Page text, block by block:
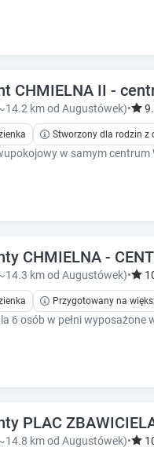
CHMIELNA II -
km od Augustówek)•
Stworzony dla rodzin z
CHMIELNA -
km od Augustówek)•
Przygotowany na
6 osób w pełni wyposażone
PLAC
km od Augustówek)•